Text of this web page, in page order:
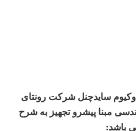
سایدچنل شرکت رونتای
مبنا پیشرو تجهیز به شرح
باشد: